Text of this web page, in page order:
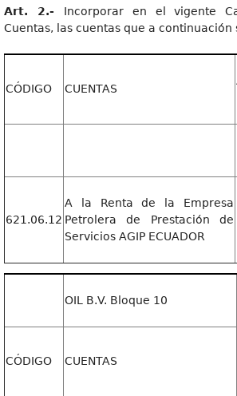
Art. 2.- Incorporar en el vigente
Cuentas, las cuentas que a continuación
CÓDIGO CUENTAS
621.06.12
A la Renta de la Empresa
Petrolera de Prestación de
Servicios AGIP ECUADOR
OIL B.V. Bloque 10
CÓDIGO CUENTAS